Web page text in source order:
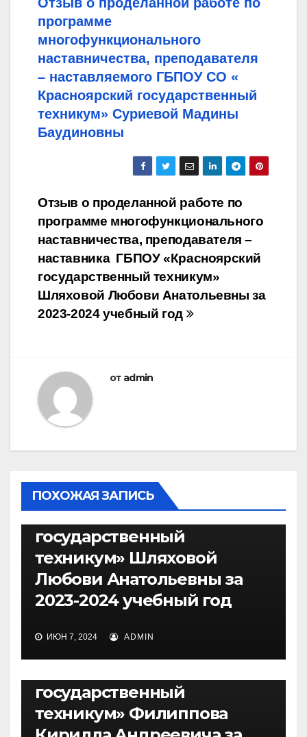
программе
многофункционального
наставничества, преподавателя
– наставляемого ГБПОУ СО «
Красноярский государственный
техникум» Суриевой Мадины
Баудиновны
Навигация
по
записям
Отзыв о проделанной работе по
программе многофункционального
наставничества, преподавателя –
наставника ГБПОУ «Красноярский
государственный техникум»
Шляховой Любови Анатольевны за
2023-2024 учебный год
от admin
ПОХОЖАЯ ЗАПИСЬ
Отзыв о проделанной
работе по программе
многофункционального
наставничества,
наставника ГБПОУ
«Красноярский
государственный
техникум» Шляховой
Любови Анатольевны за
2023-2024 учебный год
ИЮН 7, 2024 ADMIN
НАСТАВНИЧЕСТВО
Отзыв о проделанной
работе по программе
многофункционального
наставничества,
преподавателя –
государственный
техникум» Филиппова
Отзыв о проделанной
работе по программе
многофункционального